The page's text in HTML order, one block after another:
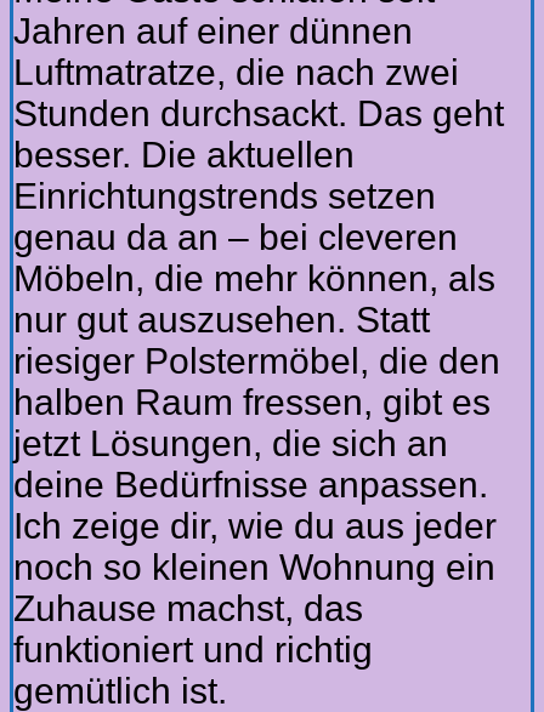
Jahren auf einer dünnen
Luftmatratze, die nach zwei
Stunden durchsackt. Das geht
besser. Die aktuellen
Einrichtungstrends setzen
genau da an – bei cleveren
Möbeln, die mehr können, als
nur gut auszusehen. Statt
riesiger Polstermöbel, die den
halben Raum fressen, gibt es
jetzt Lösungen, die sich an
deine Bedürfnisse anpassen.
Ich zeige dir, wie du aus jeder
noch so kleinen Wohnung ein
Zuhause machst, das
funktioniert und richtig
gemütlich ist.